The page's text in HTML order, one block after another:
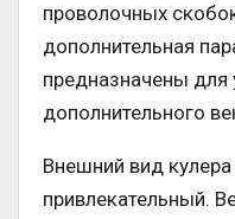
проволочных
дополнительная
предназначены для
дополнительного
Внешний вид
привлекательный.